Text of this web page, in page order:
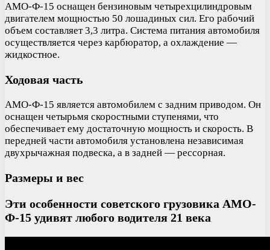
АМО-Ф-15 оснащен бензиновым четырехцилиндровым
двигателем мощностью 50 лошадиных сил. Его рабочий
объем составляет 3,3 литра. Система питания автомобиля
осуществляется через карбюратор, а охлаждение —
жидкостное.
Ходовая часть
АМО-Ф-15 является автомобилем с задним приводом. Он
оснащен четырьмя скоростными ступенями, что
обеспечивает ему достаточную мощность и скорость. В
передней части автомобиля установлена независимая
двухрычажная подвеска, а в задней — рессорная.
Размеры и вес
Эти особенности советского грузовика АМО-
Ф-15 удивят любого водителя 21 века